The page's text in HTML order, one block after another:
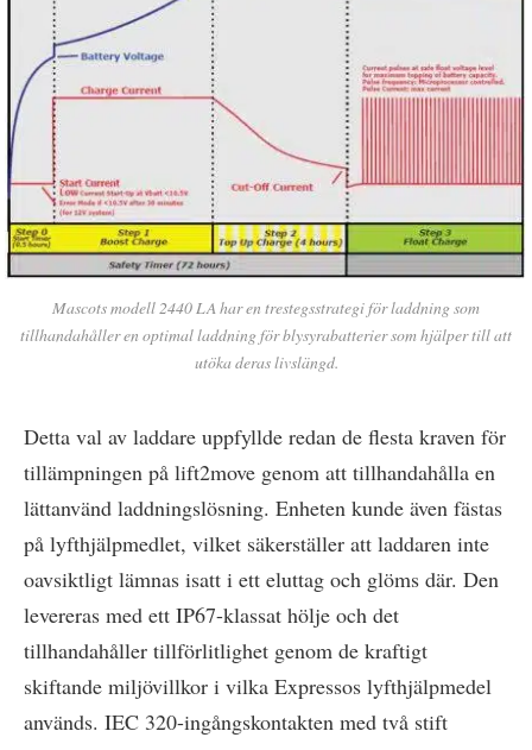
Mascots modell 2440 LA har en trestegsstrategi för laddning som
tillhandahåller en optimal laddning för blysyrabatterier som hjälper till att
utöka deras livslängd.
Detta val av laddare uppfyllde redan de flesta kraven för
tillämpningen på lift2move genom att tillhandahålla en
lättanvänd laddningslösning. Enheten kunde även fästas
på lyfthjälpmedlet, vilket säkerställer att laddaren inte
oavsiktligt lämnas isatt i ett eluttag och glöms där. Den
levereras med ett IP67-klassat hölje och det
tillhandahåller tillförlitlighet genom de kraftigt
skiftande miljövillkor i vilka Expressos lyfthjälpmedel
används. IEC 320-ingångskontakten med två stift